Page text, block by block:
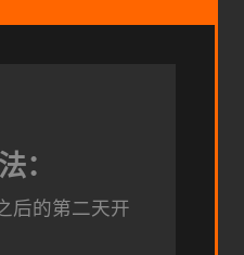
：
后的第二天开